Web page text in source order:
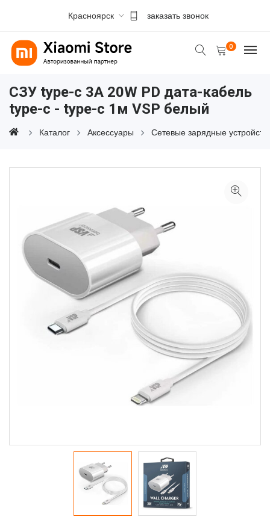
Красноярск заказать звонок
0
СЗУ type-c 3A 20W PD дата-кабель
type-c - type-c 1м VSP белый
Каталог Аксессуары Сетевые зарядные